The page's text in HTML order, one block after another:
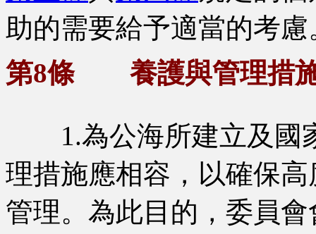
助的需要給予適當的考慮
第8條 養護與管理措
1.為公海所建立及國
理措施應相容，以確保
管理。為此目的，委員